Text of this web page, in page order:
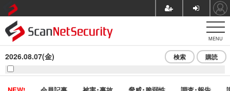
MENU
2026.08.07(金) 検索 購読